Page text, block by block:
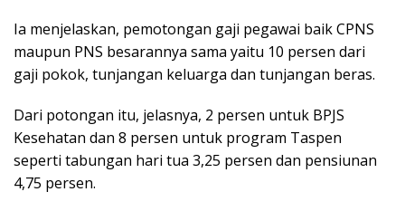
Ia menjelaskan, pemotongan gaji pegawai baik CPNS
maupun PNS besarannya sama yaitu 10 persen dari
gaji pokok, tunjangan keluarga dan tunjangan beras.
Dari potongan itu, jelasnya, 2 persen untuk BPJS
Kesehatan dan 8 persen untuk program Taspen
seperti tabungan hari tua 3,25 persen dan pensiunan
4,75 persen.